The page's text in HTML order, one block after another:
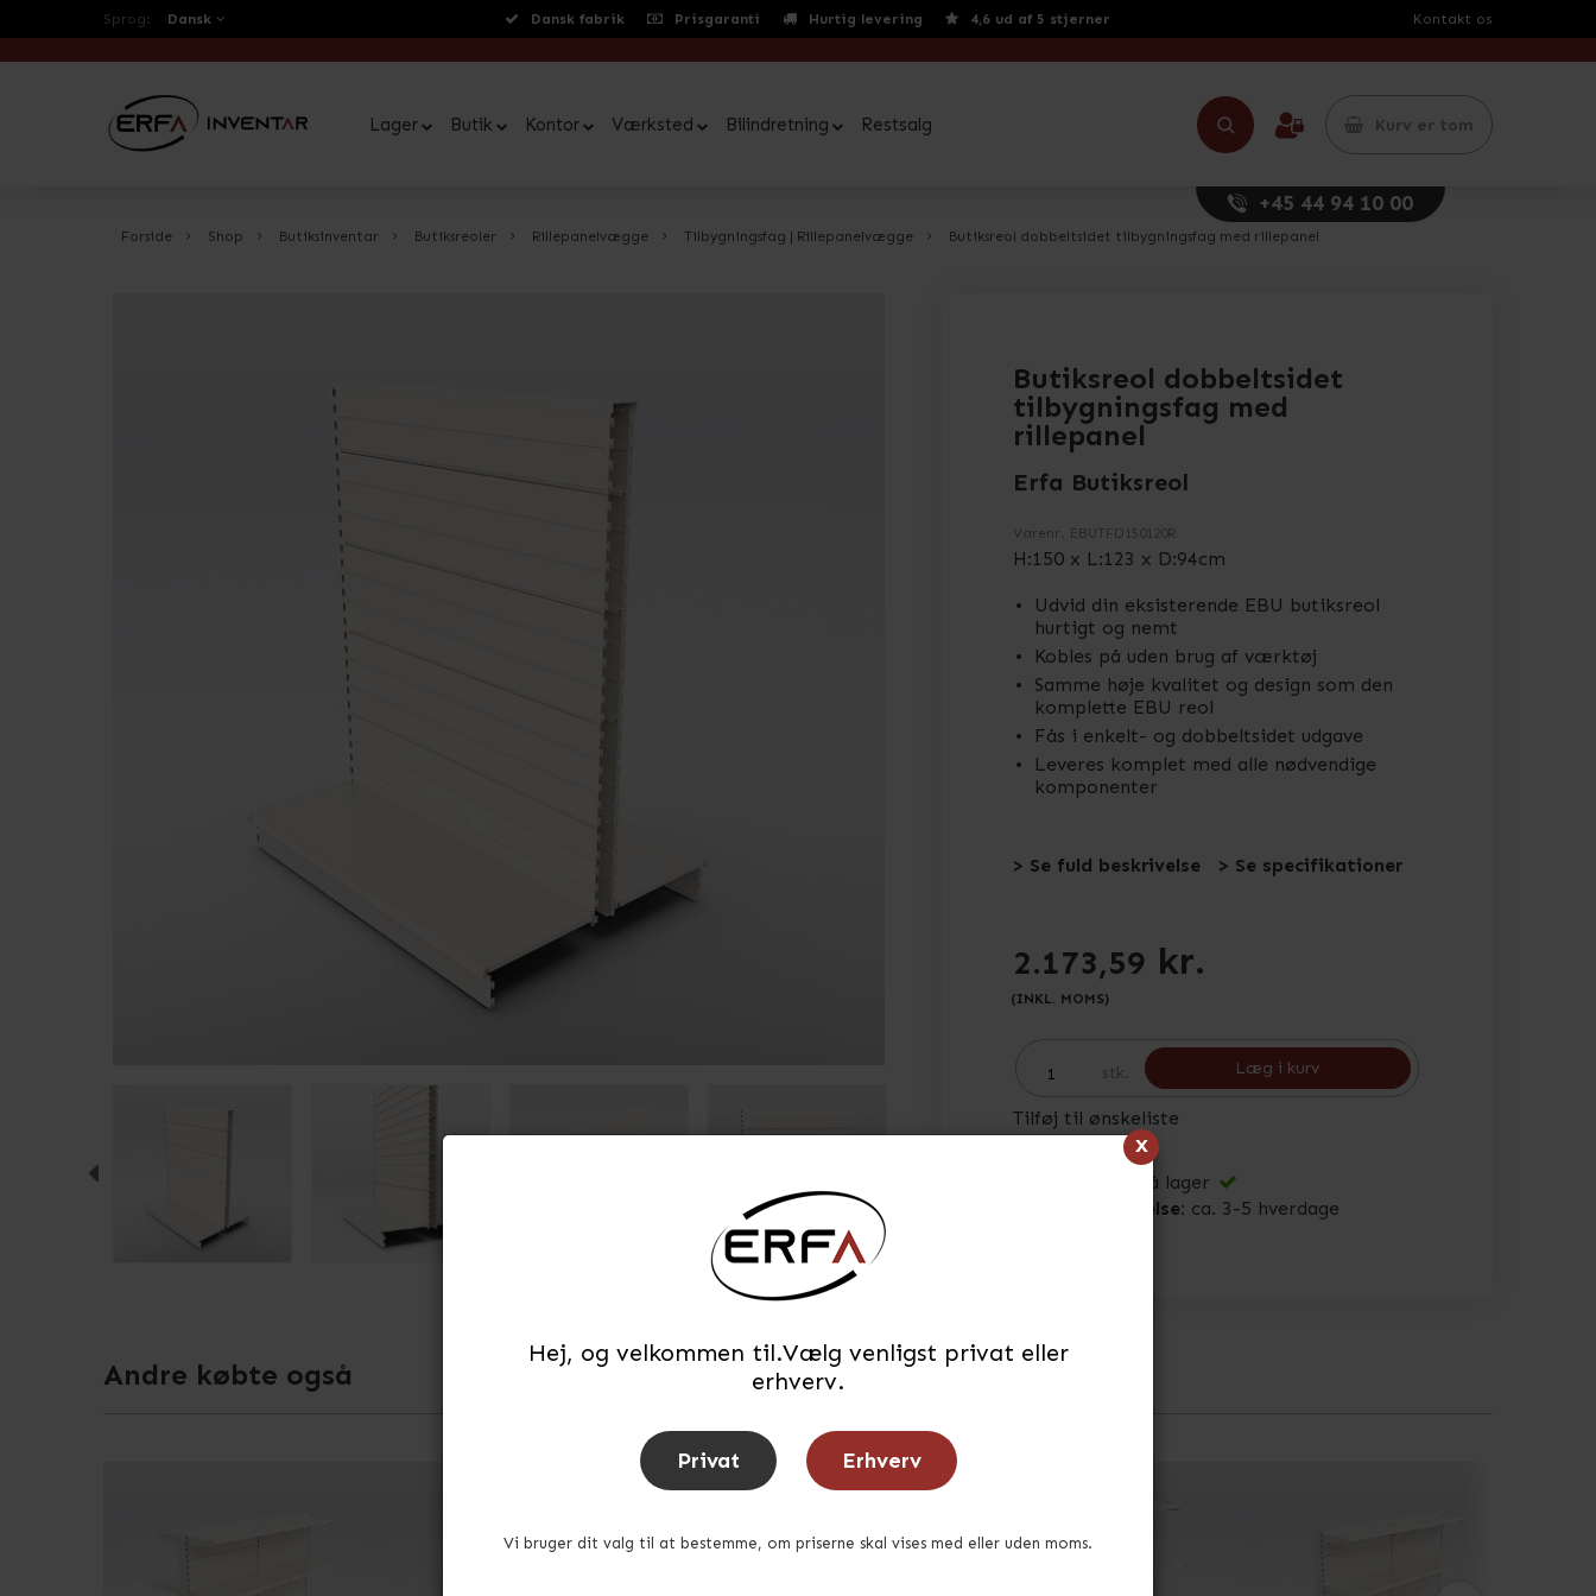
Sprog: Dansk Dansk fabrik Prisgaranti Hurtig levering 4,6 ud af 5 stjerner Kontakt os
Lager Butik Kontor Værksted Bilindretning Restsalg Kurv er tom
+45 44 94 10 00
x
Hej, og velkommen til.Vælg venligst privat eller
erhverv.
Privat Erhverv
Vi bruger dit valg til at bestemme, om priserne skal vises med eller uden moms.
Forside Shop Butiksinventar Butiksreoler Rillepanelvægge Tilbygningsfag | Rillepanelvægge Butiksreol dobbeltsidet tilbygningsfag med rillepanel
Butiksreol dobbeltsidet
tilbygningsfag med
rillepanel
Erfa Butiksreol
Varenr. EBUTFD150120R
H:150 x L:123 x D:94cm
Udvid din eksisterende EBU butiksreol
hurtigt og nemt
Kobles på uden brug af værktøj
Samme høje kvalitet og design som den
komplette EBU reol
Fås i enkelt- og dobbeltsidet udgave
Leveres komplet med alle nødvendige
komponenter
> Se fuld beskrivelse > Se specifikationer
2.173,59 kr.
(INKL. MOMS)
stk. Læg i kurv
Tilføj til ønskeliste
På lager
Tid for afsendelse: ca. 3-5 hverdage
Andre købte også